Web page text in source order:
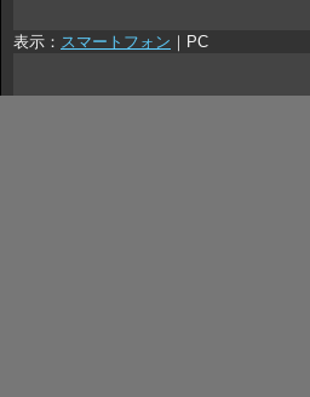
表示： スマートフォン ｜ PC